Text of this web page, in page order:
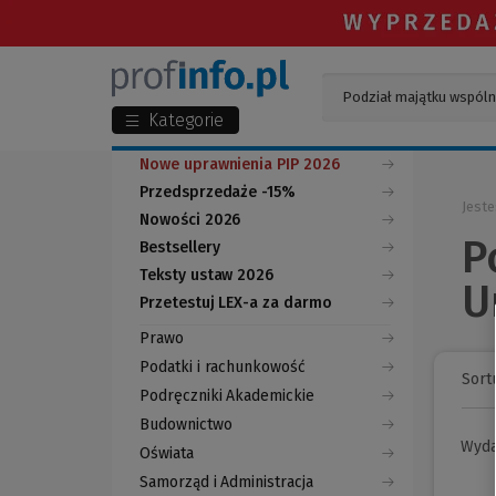
Kategorie
Nowe uprawnienia PIP 2026
Przedsprzedaże -15%
Nowości 2026
Bestsellery
Teksty ustaw 2026
Przetestuj LEX-a za darmo
(Nowe
okno)
(Link
do
innej
strony)
Prawo
Podatki i rachunkowość
Podręczniki Akademickie
Budownictwo
Oświata
Samorząd i Administracja